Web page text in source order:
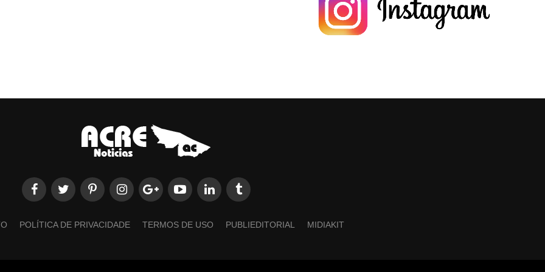
POLÍTICA DE PRIVACIDADE TERMOS DE USO PUBLIEDITORIAL MIDIAKIT